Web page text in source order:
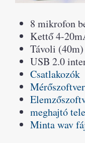
8 mikrofon
Kettő 4-
Távoli
USB 2.0
Csatlakozók
Mérőszoftver
meghajtó
Minta wav